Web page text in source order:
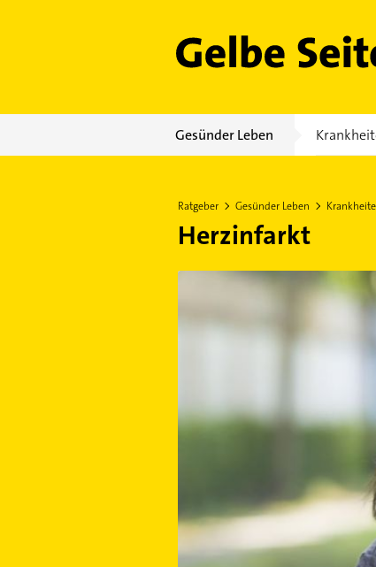
Gelbe Seiten
Gesünder Leben
Ratgeber Gesünder Leben
Herzinfarkt